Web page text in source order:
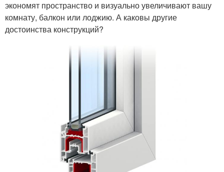
экономят пространство и визуально увеличивают вашу
комнату, балкон или лоджию. А каковы другие
достоинства конструкций?